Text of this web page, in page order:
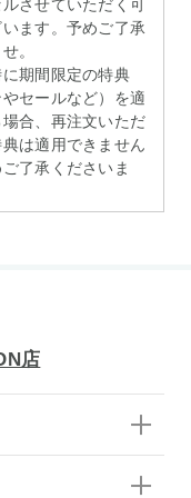
させていただく可
ます。予めご了承
。
期間限定の特典
やセールなど）を適
合、再注文いただ
典は適用できません
了承くださいま
店